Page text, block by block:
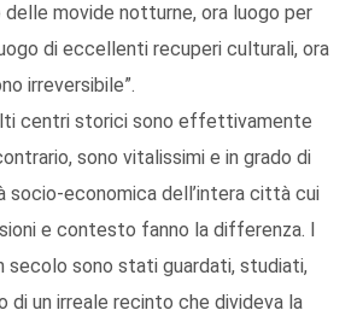
delle movide notturne, ora luogo per
di eccellenti recuperi culturali, ora
irreversibile”.
centri storici sono effettivamente
sono vitalissimi e in grado di
socio-economica dell’intera città cui
e contesto fanno la differenza. I
secolo sono stati guardati, studiati,
di un irreale recinto che divideva la